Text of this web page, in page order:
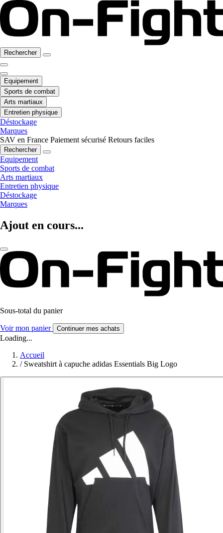
Rechercher
Equipement
Sports de combat
Arts martiaux
Entretien physique
Déstockage
Marques
SAV en France Paiement sécurisé Retours faciles
Rechercher
Equipement
Sports de combat
Arts martiaux
Entretien physique
Déstockage
Marques
Ajout en cours...
Sous-total du panier
Voir mon panier Continuer mes achats
Loading...
Accueil
/ Sweatshirt à capuche adidas Essentials Big Logo